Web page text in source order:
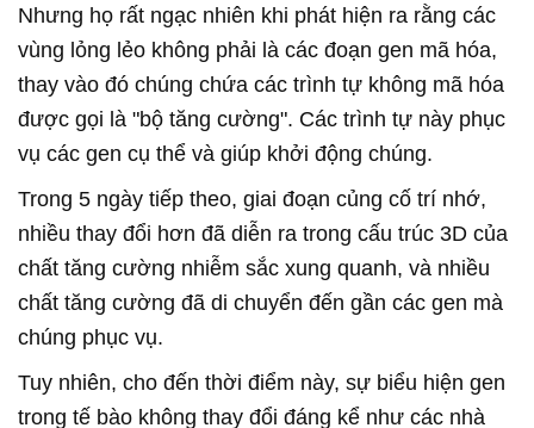
Nhưng họ rất ngạc nhiên khi phát hiện ra rằng các
vùng lỏng lẻo không phải là các đoạn gen mã hóa,
thay vào đó chúng chứa các trình tự không mã hóa
được gọi là "bộ tăng cường". Các trình tự này phục
vụ các gen cụ thể và giúp khởi động chúng.
Trong 5 ngày tiếp theo, giai đoạn củng cố trí nhớ,
nhiều thay đổi hơn đã diễn ra trong cấu trúc 3D của
chất tăng cường nhiễm sắc xung quanh, và nhiều
chất tăng cường đã di chuyển đến gần các gen mà
chúng phục vụ.
Tuy nhiên, cho đến thời điểm này, sự biểu hiện gen
trong tế bào không thay đổi đáng kể như các nhà